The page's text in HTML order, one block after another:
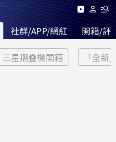
社群/APP/網紅 開箱/評
三星摺疊機開箱 「全新